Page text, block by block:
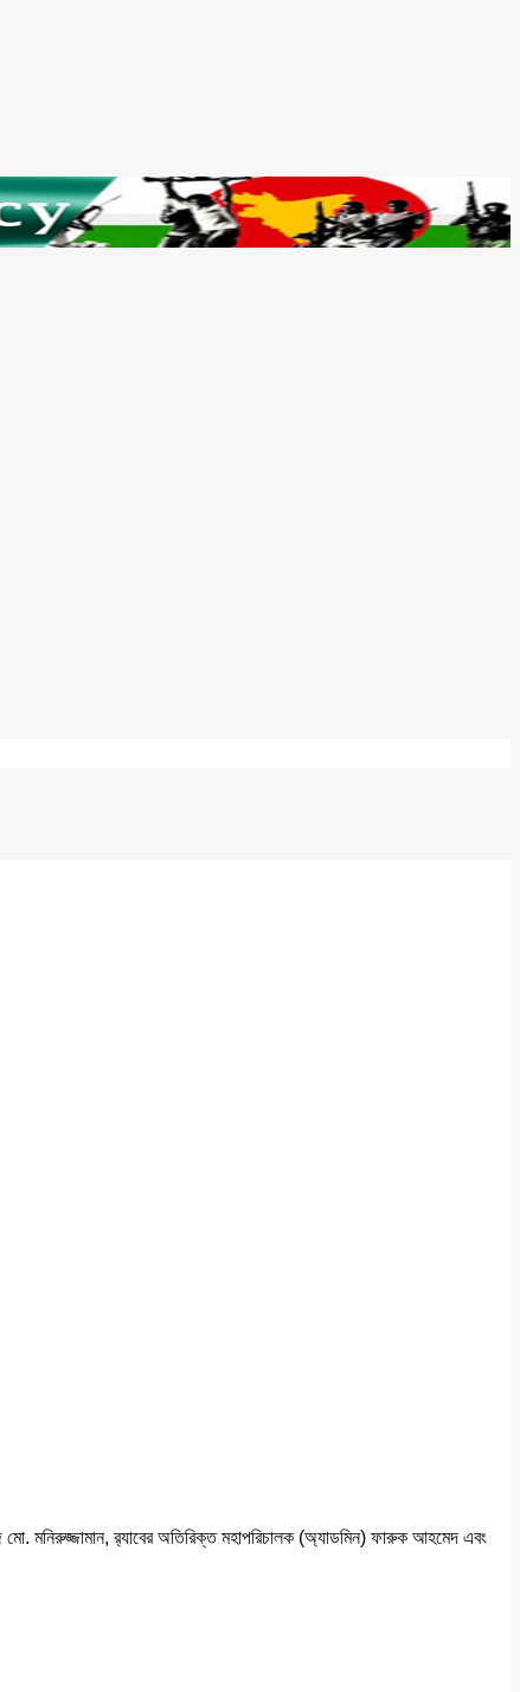
মনিরুজ্জামান, র‌্যাবের অতিরিক্ত মহাপরিচালক (অ্যাডমিন) ফারুক আহমেদ এবং